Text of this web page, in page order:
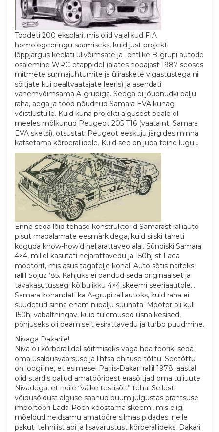
Toodeti 200 eksplari, mis olid vajalikud FIA
homologeeringu saamiseks, kuid just projekti
lõppjärgus keelati ülivõimsate ja -ohtlike B-grupi autode
osalemine WRC-etappidel (alates hooajast 1987 seoses
mitmete surmajuhtumite ja üliraskete vigastustega nii
sõitjate kui pealtvaatajate leeris) ja asendati
vähemvõimsama A-grupiga. Seega ei jõudnudki palju
raha, aega ja tööd nõudnud Samara EVA kunagi
võistlustulle. Kuid kuna projekti algusest peale oli
meeles mõlkunud Peugeot 205 T16 (vaata nt. Samara
EVA sketši), otsustati Peugeot eeskuju järgides minna
katsetama kõrberallidele. Kuid see on juba teine lugu…
Enne seda lõid tehase konstruktorid Samarast ralliauto
pisut madalamate eesmärkidega, kuid siiski taheti
koguda know-how’d neljarattaveo alal. Sündiski Samara
4×4, millel kasutati nejarattavedu ja 150hj-st Lada
mootorit, mis asus tagatelje kohal. Auto sõtis näiteks
rallil Sojuz ’85. Kahjuks ei pandud seda originaalset ja
tavakasutussegi kõlbulikku 4×4 skeemi seeriaautole…
Samara kohandati ka A-grupi ralliautoks, kuid raha ei
suudetud sinna enam niipalju suunata. Mootor oli küll
150hj vabalthingav, kuid tulemused üsna kesised,
põhjuseks oli peamiselt esirattavedu ja turbo puudmine.
Nivaga Dakarile!
Niva oli kõrberallidel sõitmiseks väga hea toorik, seda
oma usaldusväärsuse ja lihtsa ehituse tõttu. Seetõttu
on loogiline, et esimesel Pariis-Dakari rallil 1978. aastal
olid stardis paljud amatööridest erasõitjad oma tuliuute
Nivadega, et neile “väike testisõit” teha. Sellest
võidusõidust alguse saanud buum julgustas prantsuse
importööri Lada-Poch koostama skeemi, mis oligi
mõeldud neidsamu amatööre silmas pidades: neile
pakuti tehnilist abi ja lisavarustust kõrberallideks. Dakari